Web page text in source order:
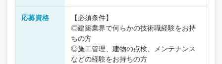
応募資格
【必須条件】
◎建築業界で何らかの技術職経験をお持
ちの方
◎施工管理、建物の点検、メンテナンス
などの経験をお持ちの方